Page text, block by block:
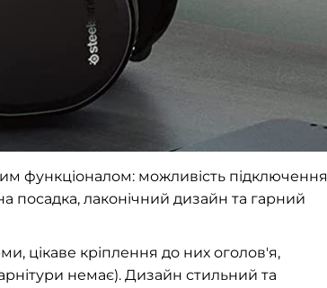
функціоналом: можливість
посадка, лаконічний дизайн та гарний
цікаве кріплення до них оголов'я,
немає). Дизайн стильний та